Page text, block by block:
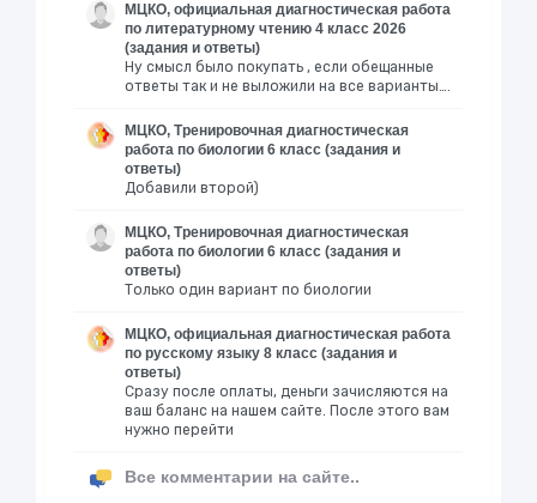
МЦКО, официальная диагностическая работа
по литературному чтению 4 класс 2026
(задания и ответы)
Ну смысл было покупать , если обещанные
ответы так и не выложили на все варианты….
МЦКО, Тренировочная диагностическая
работа по биологии 6 класс (задания и
ответы)
Добавили второй)
МЦКО, Тренировочная диагностическая
работа по биологии 6 класс (задания и
ответы)
Только один вариант по биологии
МЦКО, официальная диагностическая работа
по русскому языку 8 класс (задания и
ответы)
Сразу после оплаты, деньги зачисляются на
ваш баланс на нашем сайте. После этого вам
нужно перейти
Все комментарии на сайте..